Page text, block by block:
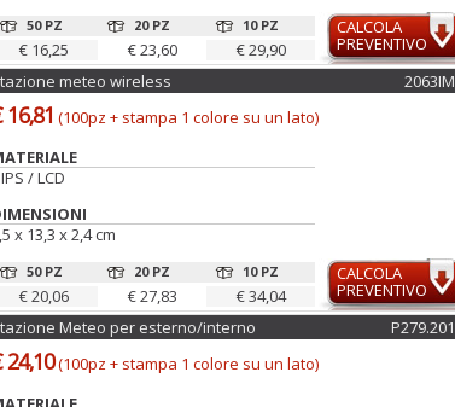
50 PZ
€ 16,25
20 PZ
€ 23,60
10 PZ
€ 29,90
CALCOLA
PREVENTIVO
meteo wireless 2063IM
16,81 (100pz + stampa 1 colore su un lato)
/ LCD
x 13,3 x 2,4 cm
50 PZ
€ 20,06
20 PZ
€ 27,83
10 PZ
€ 34,04
CALCOLA
PREVENTIVO
Meteo per esterno/interno P279.201
24,10(100pz + stampa 1 colore su un lato)